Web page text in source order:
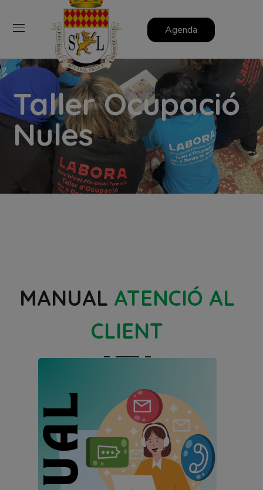
Agenda
Taller Ocupació
Nules
MANUAL ATENCIÓ AL
CLIENT